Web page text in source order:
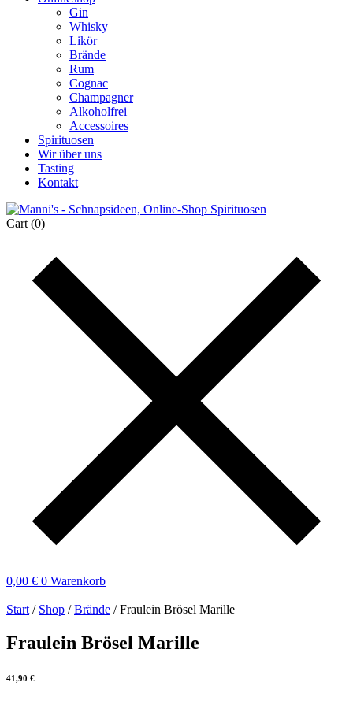
Gin
Whisky
Likör
Brände
Rum
Cognac
Champagner
Alkoholfrei
Accessoires
Spirituosen
Wir über uns
Tasting
Kontakt
Cart (0)
0,00 € 0 Warenkorb
Start / Shop /Brände / Fraulein Brösel Marille
Fraulein Brösel Marille
41,90 €